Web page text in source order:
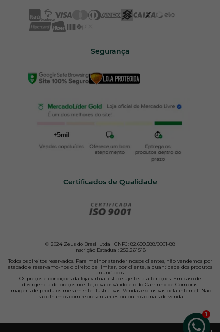
Segurança
Certificados de Qualidade
© 2024 Zeus do Brasil Ltda | CNPJ: 82.699.588/0001-88
Inscrição Estadual: 252.261.518
Todos os direitos reservados. Para melhor atender nossos clientes, não vendemos por
atacado e reservamo-nos o direito de limitar, por cliente, a quantidade dos produtos
anunciados.
Os preços e condições da loja virtual estão sujeitos a alterações. Em caso de
divergência de preços no site, o valor válido é o do Carrinho de Compras.
Imagens de produtos meramente ilustrativas. Vendas exclusivas pela internet. Não
trabalhamos com representantes ou outros canais de venda.